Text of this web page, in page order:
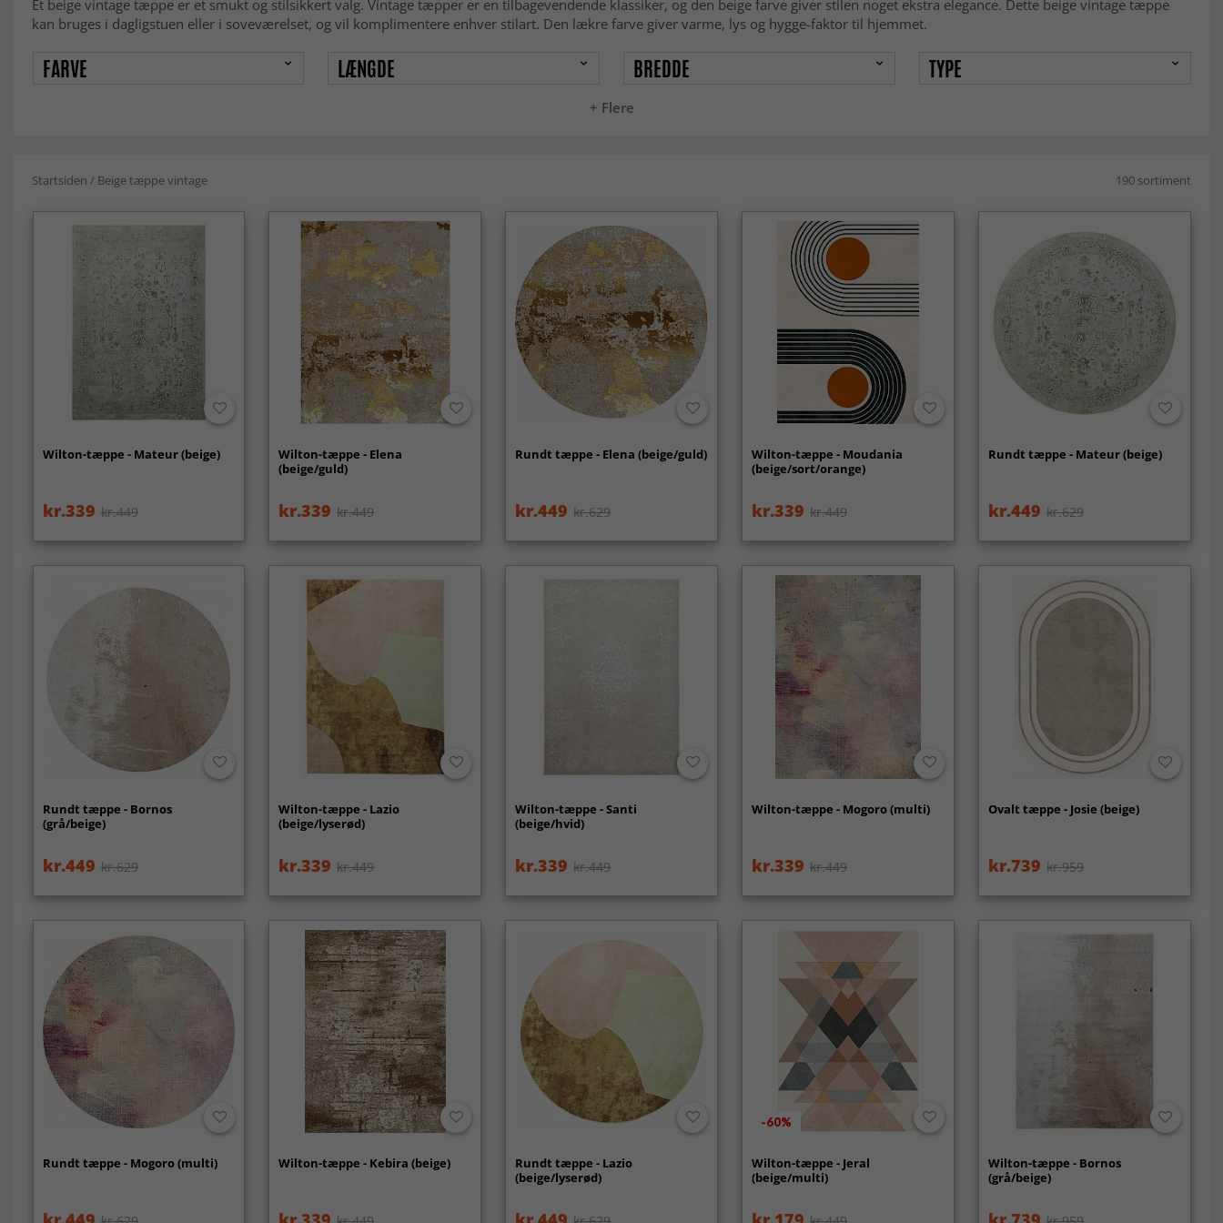
Et beige vintage tæppe er et smukt og stilsikkert valg. Vintage tæpper er en tilbagevendende klassiker, og den beige farve giver stilen noget ekstra elegance. Dette beige vintage tæppe
kan bruges i dagligstuen eller i soveværelset, og vil komplimentere enhver stilart. Den lækre farve giver varme, lys og hygge-faktor til hjemmet.
+ Flere
FARVE LÆNGDE BREDDE TYPE
Startsiden / Beige tæppe vintage 190 sortiment
Wilton-tæppe - Mateur (beige)
kr.339 kr.449
Wilton-tæppe - Elena
(beige/guld)
kr.339 kr.449
Rundt tæppe - Elena (beige/guld)
kr.449 kr.629
Wilton-tæppe - Moudania
(beige/sort/orange)
kr.339 kr.449
Rundt tæppe - Mateur (beige)
kr.449 kr.629
Rundt tæppe - Bornos
(grå/beige)
kr.449 kr.629
Wilton-tæppe - Lazio
(beige/lyserød)
kr.339 kr.449
Wilton-tæppe - Santi
(beige/hvid)
kr.339 kr.449
Wilton-tæppe - Mogoro (multi)
kr.339 kr.449
Ovalt tæppe - Josie (beige)
kr.739 kr.959
Rundt tæppe - Mogoro (multi) Wilton-tæppe - Kebira (beige)
Rundt tæppe - Lazio
(beige/lyserød)
-60%
Wilton-tæppe - Jeral
(beige/multi)
Wilton-tæppe - Bornos
(grå/beige)